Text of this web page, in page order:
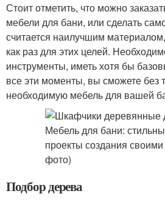
Стоит отметить, что можно
мебели для бани, или сделать
считается наилучшим
как раз для этих целей.
инструменты, иметь хотя бы
все эти моменты, вы сможете без
необходимую мебель для вашей
Подбор дерева